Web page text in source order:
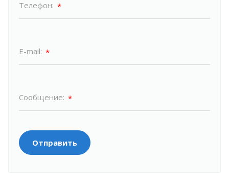
Телефон: *
E-mail: *
Сообщение: *
Отправить